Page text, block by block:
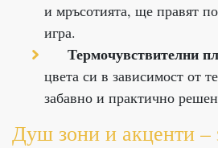
и мръсотията, ще правят
игра.
Термочувствителни
цвета си в зависимост от
забавно и практично
Душ зони и акценти –